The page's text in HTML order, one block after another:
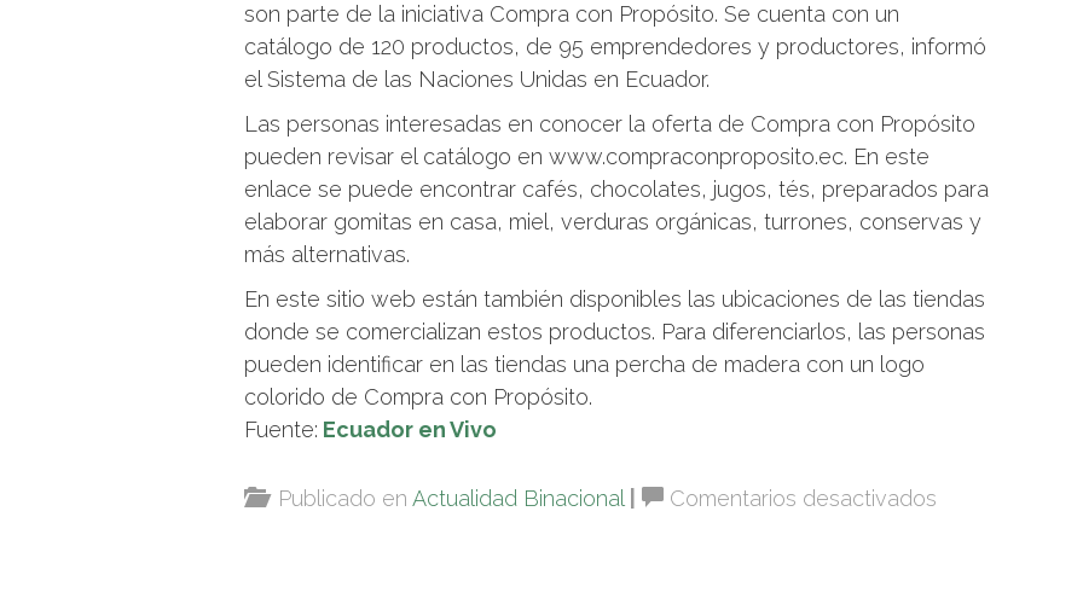
son parte de la iniciativa Compra con Propósito. Se cuenta con un
catálogo de 120 productos, de 95 emprendedores y productores, informó
el Sistema de las Naciones Unidas en Ecuador.
Las personas interesadas en conocer la oferta de Compra con Propósito
pueden revisar el catálogo en www.compraconproposito.ec. En este
enlace se puede encontrar cafés, chocolates, jugos, tés, preparados para
elaborar gomitas en casa, miel, verduras orgánicas, turrones, conservas y
más alternativas.
En este sitio web están también disponibles las ubicaciones de las tiendas
donde se comercializan estos productos. Para diferenciarlos, las personas
pueden identificar en las tiendas una percha de madera con un logo
colorido de Compra con Propósito.
Fuente: Ecuador en Vivo
Publicado en Actualidad Binacional Comentarios desactivados